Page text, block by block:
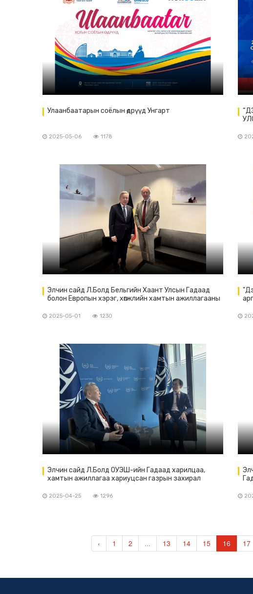
Улаанбаатарын соёлын өдрүүд Унгарт
2025-05-06 1178
Элчин сайд Л.Болд Бельгийн Хаант Улсын Гадаад
болон Европын хэрэг, хөгжлийн хамтын ажиллагааны
Ф.Делхейтэй уулзав
2025-05-01 1230
Элчин сайд Л.Болд ОУЭШ-ийн Гадаад харилцаа,
хамтын ажиллагаа хариуцсан газрын захирал
2025-04-25 1296
‹ 1 2 ... 13 14 15 16 17